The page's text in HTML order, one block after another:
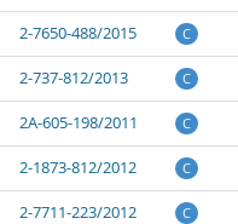
2-7650-488/2015 C
2-737-812/2013 C
2A-605-198/2011 C
2-1873-812/2012 C
2-7711-223/2012 C